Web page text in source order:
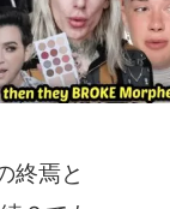
終焉と